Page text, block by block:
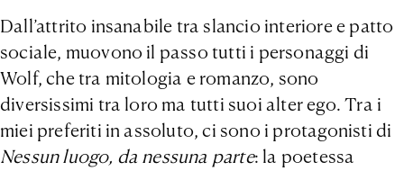
Dall’attrito insanabile tra slancio interiore e patto
sociale, muovono il passo tutti i personaggi di
Wolf, che tra mitologia e romanzo, sono
diversissimi tra loro ma tutti suoi alter ego. Tra i
miei preferiti in assoluto, ci sono i protagonisti di
Nessun luogo, da nessuna parte: la poetessa